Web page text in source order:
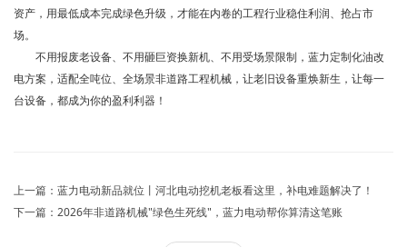
资产，用最低成本完成绿色升级，才能在内卷的工程行业稳住利润、抢占市
场。
不用报废老设备、不用砸巨资换新机、不用受场景限制，蓝力定制化油改
电方案，适配全吨位、全场景非道路工程机械，让老旧设备重焕新生，让每一
台设备，都成为你的盈利利器！
上一篇：蓝力电动新品就位丨河北电动挖机老板看这里，补电难题解决了！
下一篇：2026年非道路机械"绿色生死线"，蓝力电动帮你算清这笔账